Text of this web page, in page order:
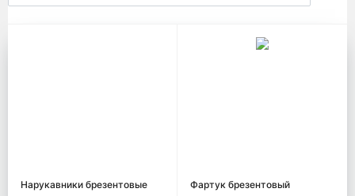
Нарукавники брезентовые Фартук брезентовый